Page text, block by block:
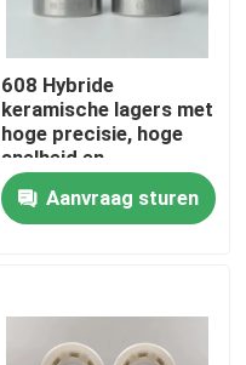
608 Hybride
keramische lagers met
hoge precisie, hoge
snelheid en
corrosiebestendigheid
voor industriële
toepassingen
Aanvraag sturen